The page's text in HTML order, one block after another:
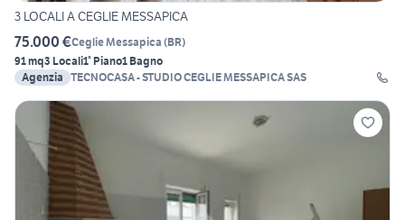
3 LOCALI A CEGLIE MESSAPICA
75.000 €Ceglie Messapica (BR)
91 mq3 Locali1° Piano1 Bagno
Agenzia TECNOCASA - STUDIO CEGLIE MESSAPICA SAS